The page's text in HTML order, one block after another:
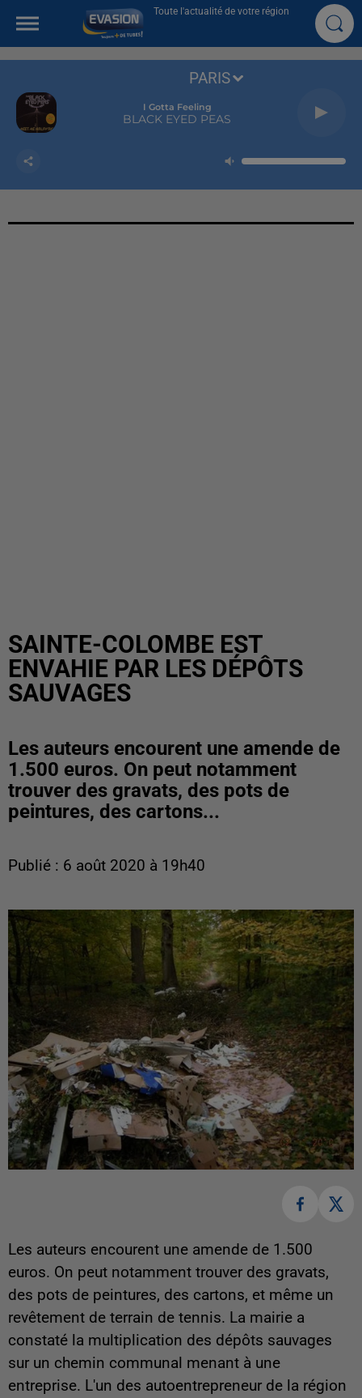
Toute l'actualité de votre région
I Gotta Feeling
BLACK EYED PEAS
PARIS
SAINTE-COLOMBE EST
ENVAHIE PAR LES DÉPÔTS
SAUVAGES
Les auteurs encourent une amende de
1.500 euros. On peut notamment
trouver des gravats, des pots de
peintures, des cartons...
Publié : 6 août 2020 à 19h40
Les auteurs encourent une amende de 1.500
euros. On peut notamment trouver des gravats,
des pots de peintures, des cartons, et même un
revêtement de terrain de tennis. La mairie a
constaté la multiplication des dépôts sauvages
sur un chemin communal menant à une
entreprise. L'un des autoentrepreneur de la région